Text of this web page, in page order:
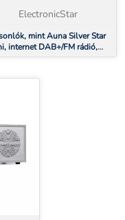
ElectronicStar
mint Auna Silver Star
internet DAB+/FM rádió,
BT, DAB+/FM, fehér